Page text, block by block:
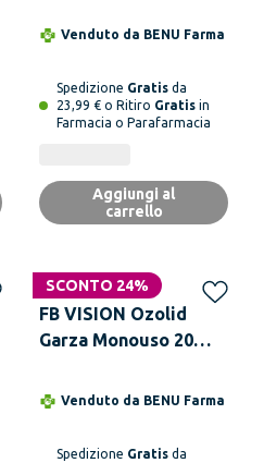
Venduto da BENU Farma
Spedizione Gratis da
23,99 € o Ritiro Gratis in
Farmacia o Parafarmacia
Aggiungi al
carrello
SCONTO 24%
FB VISION Ozolid
Garza Monouso 20
Venduto da BENU Farma
Spedizione Gratis da